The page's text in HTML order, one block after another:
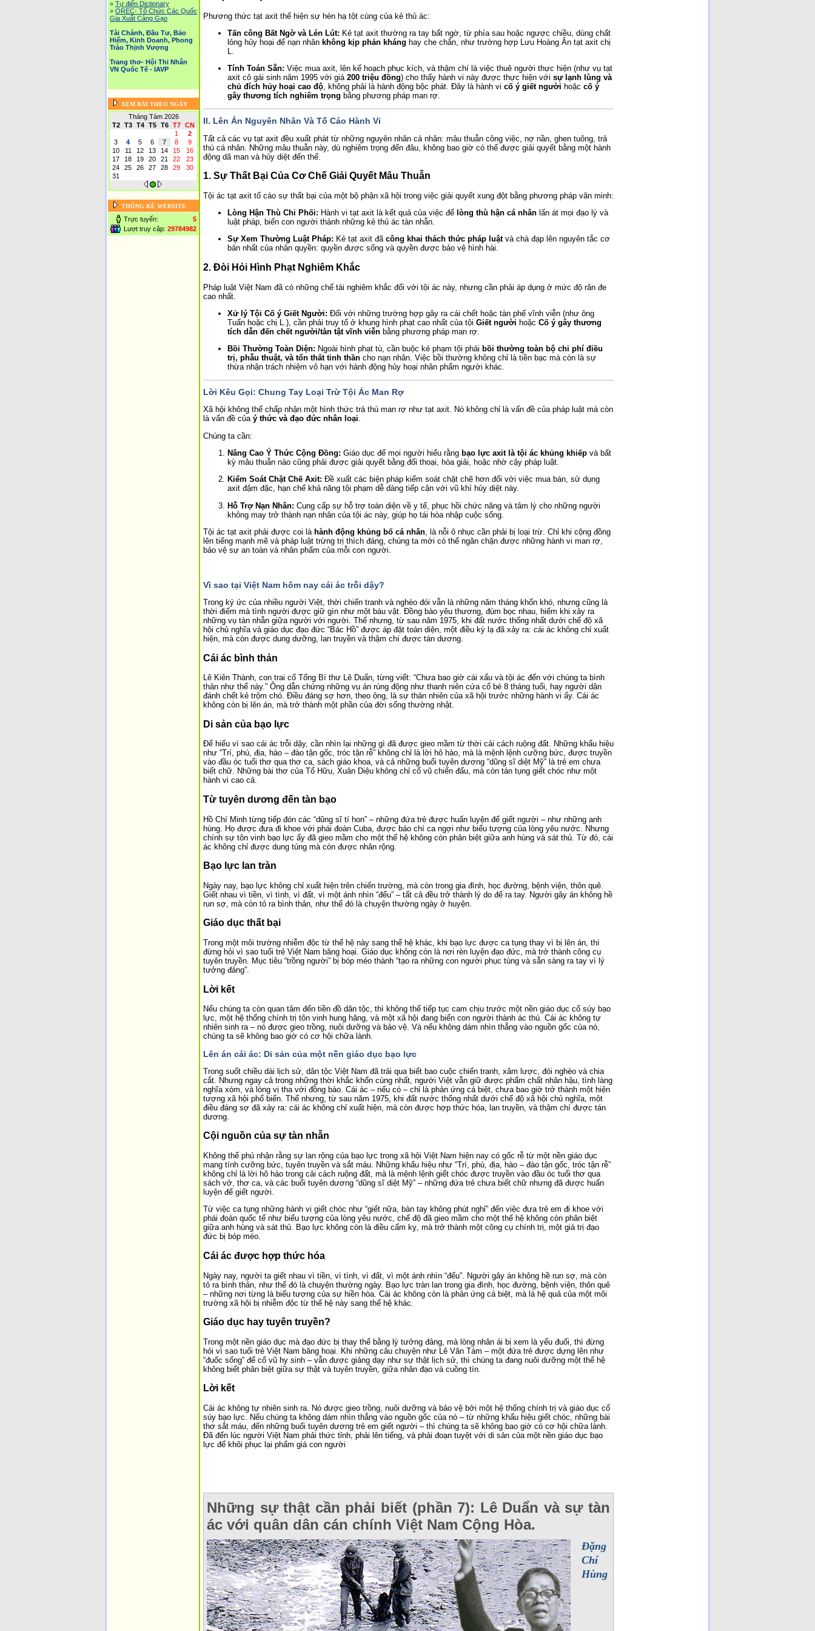
» Tự điển Dictionary
» OREC- Tố Chức Các Quốc
Gia Xuất Cảng Gạo
Tài Chánh, Đầu Tư, Bảo
Hiểm, Kinh Doanh, Phong
Trào Thịnh Vượng
Trang thơ- Hội Thi Nhân
VN Quốc Tế - IAVP
XEM BÀI THEO NGÀY
Tháng Tám 2026
T2
T3 T4 T5 T6 T7
CN
1
2
3
4 5 6 7 8
9
10
11 12 13 14 15
16
17
18 19 20 21 22
23
24
25 26 27 28 29
30
31
THỐNG KÊ WEBSITE
Trực tuyến:
5
Lượt truy cập: 29784982
Phương thức tạt axit thể hiện sự hèn hạ tột cùng của kẻ thủ ác:
Tấn công Bất Ngờ và Lén Lút: Kẻ tạt axit thường ra tay bất ngờ, từ phía sau hoặc ngược chiều, dùng chất
lỏng hủy hoại để nạn nhân không kịp phản kháng hay che chắn, như trường hợp Lưu Hoàng Ân tạt axit chị
Tính Toán Sẵn: Việc mua axit, lên kế hoạch phục kích, và thậm chí là việc thuê người thực hiện (như vụ tạt
axit cô gái sinh năm 1995 với giá 200 triệu đồng) cho thấy hành vi này được thực hiện với sự lạnh lùng và
chủ đích hủy hoại cao độ, không phải là hành động bộc phát. Đây là hành vi cố ý giết người hoặc cố ý
gây thương tích nghiêm trọng bằng phương pháp man rợ.
II. Lên Án Nguyên Nhân Và Tố Cáo Hành Vi
Tất cả các vụ tạt axit đều xuất phát từ những nguyên nhân cá nhân: mâu thuẫn công việc, nợ nần, ghen tuông, trả
thù cá nhân. Những mâu thuẫn này, dù nghiêm trọng đến đâu, không bao giờ có thể được giải quyết bằng một hành
động dã man và hủy diệt đến thế.
1. Sự Thất Bại Của Cơ Chế Giải Quyết Mâu Thuẫn
Tội ác tạt axit tố cáo sự thất bại của một bộ phận xã hội trong việc giải quyết xung đột bằng phương pháp văn minh:
Lòng Hận Thù Chi Phối: Hành vi tạt axit là kết quả của việc để lòng thù hận cá nhân lấn át mọi đạo lý và
luật pháp, biến con người thành những kẻ thủ ác tàn nhẫn.
Sự Xem Thường Luật Pháp: Kẻ tạt axit đã công khai thách thức pháp luậtvà chà đạp lên nguyên tắc cơ
bản nhất của nhân quyền: quyền được sống và quyền được bảo vệ hình hài.
2. Đòi Hỏi Hình Phạt Nghiêm Khắc
Pháp luật Việt Nam đã có những chế tài nghiêm khắc đối với tội ác này, nhưng cần phải áp dụng ở mức độ răn đe
cao nhất.
Xử lý Tội Cố ý Giết Người: Đối với những trường hợp gây ra cái chết hoặc tàn phế vĩnh viễn (như ông
Tuấn hoặc chị L.), cần phải truy tố ở khung hình phạt cao nhất của tội Giết người hoặc Cố ý gây thương
tích dẫn đến chết người/tàn tật vĩnh viễn bằng phương pháp man rợ.
Bồi Thường Toàn Diện: Ngoài hình phạt tù, cần buộc kẻ phạm tội phải bồi thường toàn bộ chi phí điều
trị, phẫu thuật, và tổn thất tinh thần cho nạn nhân. Việc bồi thường không chỉ là tiền bạc mà còn là sự
thừa nhận trách nhiệm vô hạn với hành động hủy hoại nhân phẩm người khác.
Lời Kêu Gọi: Chung Tay Loại Trừ Tội Ác Man Rợ
Xã hội không thể chấp nhận một hình thức trả thù man rợ như tạt axit. Nó không chỉ là vấn đề của pháp luật mà còn
là vấn đề của ý thức và đạo đức nhân loại.
Chúng ta cần:
Nâng Cao Ý Thức Cộng Đồng: Giáo dục để mọi người hiểu rằng bạo lực axit là tội ác khủng khiếp và bất
kỳ mâu thuẫn nào cũng phải được giải quyết bằng đối thoại, hòa giải, hoặc nhờ cậy pháp luật.
Kiểm Soát Chặt Chẽ Axit: Đề xuất các biện pháp kiểm soát chặt chẽ hơn đối với việc mua bán, sử dụng
axit đậm đặc, hạn chế khả năng tội phạm dễ dàng tiếp cận với vũ khí hủy diệt này.
Hỗ Trợ Nạn Nhân: Cung cấp sự hỗ trợ toàn diện về y tế, phục hồi chức năng và tâm lý cho những người
không may trở thành nạn nhân của tội ác này, giúp họ tái hòa nhập cuộc sống.
Tội ác tạt axit phải được coi là hành động khủng bố cá nhân, là nỗi ô nhục cần phải bị loại trừ. Chỉ khi cộng đồng
lên tiếng mạnh mẽ và pháp luật trừng trị thích đáng, chúng ta mới có thể ngăn chặn được những hành vi man rợ,
bảo vệ sự an toàn và nhân phẩm của mỗi con người.
Vì sao tại Việt Nam hôm nay cái ác trỗi dậy?
Trong ký ức của nhiều người Việt, thời chiến tranh và nghèo đói vẫn là những năm tháng khốn khó, nhưng cũng là
thời điểm mà tình người được giữ gìn như một báu vật. Đồng bào yêu thương, đùm bọc nhau, hiếm khi xảy ra
những vụ tàn nhẫn giữa người với người. Thế nhưng, từ sau năm 1975, khi đất nước thống nhất dưới chế độ xã
hội chủ nghĩa và giáo dục đạo đức “Bác Hồ” được áp đặt toàn diện, một điều kỳ lạ đã xảy ra: cái ác không chỉ xuất
hiện, mà còn được dung dưỡng, lan truyền và thậm chí được tán dương.
Cái ác bình thản
Lê Kiên Thành, con trai cố Tổng Bí thư Lê Duẩn, từng viết: “Chưa bao giờ cái xấu và tội ác đến với chúng ta bình
thản như thế này.” Ông dẫn chứng những vụ án rúng động như thanh niên cứa cổ bé 8 tháng tuổi, hay người dân
đánh chết kẻ trộm chó. Điều đáng sợ hơn, theo ông, là sự thản nhiên của xã hội trước những hành vi ấy. Cái ác
không còn bị lên án, mà trở thành một phần của đời sống thường nhật.
Di sản của bạo lực
Để hiểu vì sao cái ác trỗi dậy, cần nhìn lại những gì đã được gieo mầm từ thời cải cách ruộng đất. Những khẩu hiệu
như “Trí, phú, địa, hào – đào tận gốc, tróc tận rễ” không chỉ là lời hô hào, mà là mệnh lệnh cưỡng bức, được truyền
vào đầu óc tuổi thơ qua thơ ca, sách giáo khoa, và cả những buổi tuyên dương “dũng sĩ diệt Mỹ” là trẻ em chưa
biết chữ. Những bài thơ của Tố Hữu, Xuân Diệu không chỉ cổ vũ chiến đấu, mà còn tán tụng giết chóc như một
hành vi cao cả.
Từ tuyên dương đến tàn bạo
Hồ Chí Minh từng tiếp đón các “dũng sĩ tí hon” – những đứa trẻ được huấn luyện để giết người – như những anh
hùng. Họ được đưa đi khoe với phái đoàn Cuba, được báo chí ca ngợi như biểu tượng của lòng yêu nước. Nhưng
chính sự tôn vinh bạo lực ấy đã gieo mầm cho một thế hệ không còn phân biệt giữa anh hùng và sát thủ. Từ đó, cái
ác không chỉ được dung túng mà còn được nhân rộng.
Bạo lực lan tràn
Ngày nay, bạo lực không chỉ xuất hiện trên chiến trường, mà còn trong gia đình, học đường, bệnh viện, thôn quê.
Giết nhau vì tiền, vì tình, vì đất, vì một ánh nhìn “đểu” – tất cả đều trở thành lý do để ra tay. Người gây án không hề
run sợ, mà còn tỏ ra bình thản, như thể đó là chuyện thường ngày ở huyện.
Giáo dục thất bại
Trong một môi trường nhiễm độc từ thế hệ này sang thế hệ khác, khi bạo lực được ca tụng thay vì bị lên án, thì
đừng hỏi vì sao tuổi trẻ Việt Nam băng hoại. Giáo dục không còn là nơi rèn luyện đạo đức, mà trở thành công cụ
tuyên truyền. Mục tiêu “trồng người” bị bóp méo thành “tạo ra những con người phục tùng và sẵn sàng ra tay vì lý
tưởng đảng”.
Lời kết
Nếu chúng ta còn quan tâm đến tiền đồ dân tộc, thì không thể tiếp tục cam chịu trước một nền giáo dục cổ súy bạo
lực, một hệ thống chính trị tôn vinh hung hăng, và một xã hội đang biến con người thành ác thú. Cái ác không tự
nhiên sinh ra – nó được gieo trồng, nuôi dưỡng và bảo vệ. Và nếu không dám nhìn thẳng vào nguồn gốc của nó,
chúng ta sẽ không bao giờ có cơ hội chữa lành.
Lên án cái ác: Di sản của một nền giáo dục bạo lực
Trong suốt chiều dài lịch sử, dân tộc Việt Nam đã trải qua biết bao cuộc chiến tranh, xâm lược, đói nghèo và chia
cắt. Nhưng ngay cả trong những thời khắc khốn cùng nhất, người Việt vẫn giữ được phẩm chất nhân hậu, tình làng
nghĩa xóm, và lòng vị tha với đồng bào. Cái ác – nếu có – chỉ là phản ứng cá biệt, chưa bao giờ trở thành một hiện
tượng xã hội phổ biến. Thế nhưng, từ sau năm 1975, khi đất nước thống nhất dưới chế độ xã hội chủ nghĩa, một
điều đáng sợ đã xảy ra: cái ác không chỉ xuất hiện, mà còn được hợp thức hóa, lan truyền, và thậm chí được tán
dương.
Cội nguồn của sự tàn nhẫn
Không thể phủ nhận rằng sự lan rộng của bạo lực trong xã hội Việt Nam hiện nay có gốc rễ từ một nền giáo dục
mang tính cưỡng bức, tuyên truyền và sắt máu. Những khẩu hiệu như “Trí, phú, địa, hào – đào tận gốc, tróc tận rễ”
không chỉ là lời hô hào trong cải cách ruộng đất, mà là mệnh lệnh giết chóc được truyền vào đầu óc tuổi thơ qua
sách vở, thơ ca, và các buổi tuyên dương “dũng sĩ diệt Mỹ” – những đứa trẻ chưa biết chữ nhưng đã được huấn
luyện để giết người.
Từ việc ca tụng những hành vi giết chóc như “giết nữa, bàn tay không phút nghỉ” đến việc đưa trẻ em đi khoe với
phái đoàn quốc tế như biểu tượng của lòng yêu nước, chế độ đã gieo mầm cho một thế hệ không còn phân biệt
giữa anh hùng và sát thủ. Bạo lực không còn là điều cấm kỵ, mà trở thành một công cụ chính trị, một giá trị đạo
đức bị bóp méo.
Cái ác được hợp thức hóa
Ngày nay, người ta giết nhau vì tiền, vì tình, vì đất, vì một ánh nhìn “đểu”. Người gây án không hề run sợ, mà còn
tỏ ra bình thản, như thể đó là chuyện thường ngày. Bạo lực tràn lan trong gia đình, học đường, bệnh viện, thôn quê
– những nơi từng là biểu tượng của sự hiền hòa. Cái ác không còn là phản ứng cá biệt, mà là hệ quả của một môi
trường xã hội bị nhiễm độc từ thế hệ này sang thế hệ khác.
Giáo dục hay tuyên truyền?
Trong một nền giáo dục mà đạo đức bị thay thế bằng lý tưởng đảng, mà lòng nhân ái bị xem là yếu đuối, thì đừng
hỏi vì sao tuổi trẻ Việt Nam băng hoại. Khi những câu chuyện như Lê Văn Tám – một đứa trẻ được dựng lên như
“đuốc sống” để cổ vũ hy sinh – vẫn được giảng dạy như sự thật lịch sử, thì chúng ta đang nuôi dưỡng một thế hệ
không biết phân biệt giữa sự thật và tuyên truyền, giữa nhân đạo và cuồng tín.
Lời kết
Cái ác không tự nhiên sinh ra. Nó được gieo trồng, nuôi dưỡng và bảo vệ bởi một hệ thống chính trị và giáo dục cổ
súy bạo lực. Nếu chúng ta không dám nhìn thẳng vào nguồn gốc của nó – từ những khẩu hiệu giết chóc, những bài
thơ sắt máu, đến những buổi tuyên dương trẻ em giết người – thì chúng ta sẽ không bao giờ có cơ hội chữa lành.
Đã đến lúc người Việt Nam phải thức tỉnh, phải lên tiếng, và phải đoạn tuyệt với di sản của một nền giáo dục bạo
lực để khôi phục lại phẩm giá con người
Những sự thật cần phải biết (phần 7): Lê Duẩn và sự tàn
ác với quân dân cán chính Việt Nam Cộng Hòa.
Đặng
Chí
Hùng